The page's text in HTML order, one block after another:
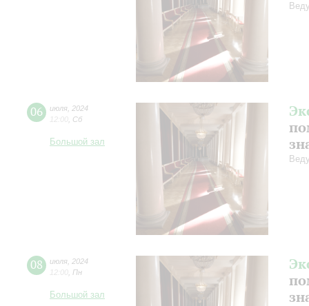
06 июля 2024
12:00 Сб
Большой зал
08 июля 2024
12:00 Пн
Большой зал